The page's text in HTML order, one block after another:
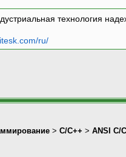
технология
ru/
> C/C++ > ANSI С/